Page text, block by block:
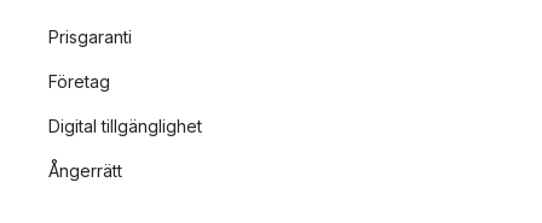
Prisgaranti
Företag
Digital tillgänglighet
Ångerrätt